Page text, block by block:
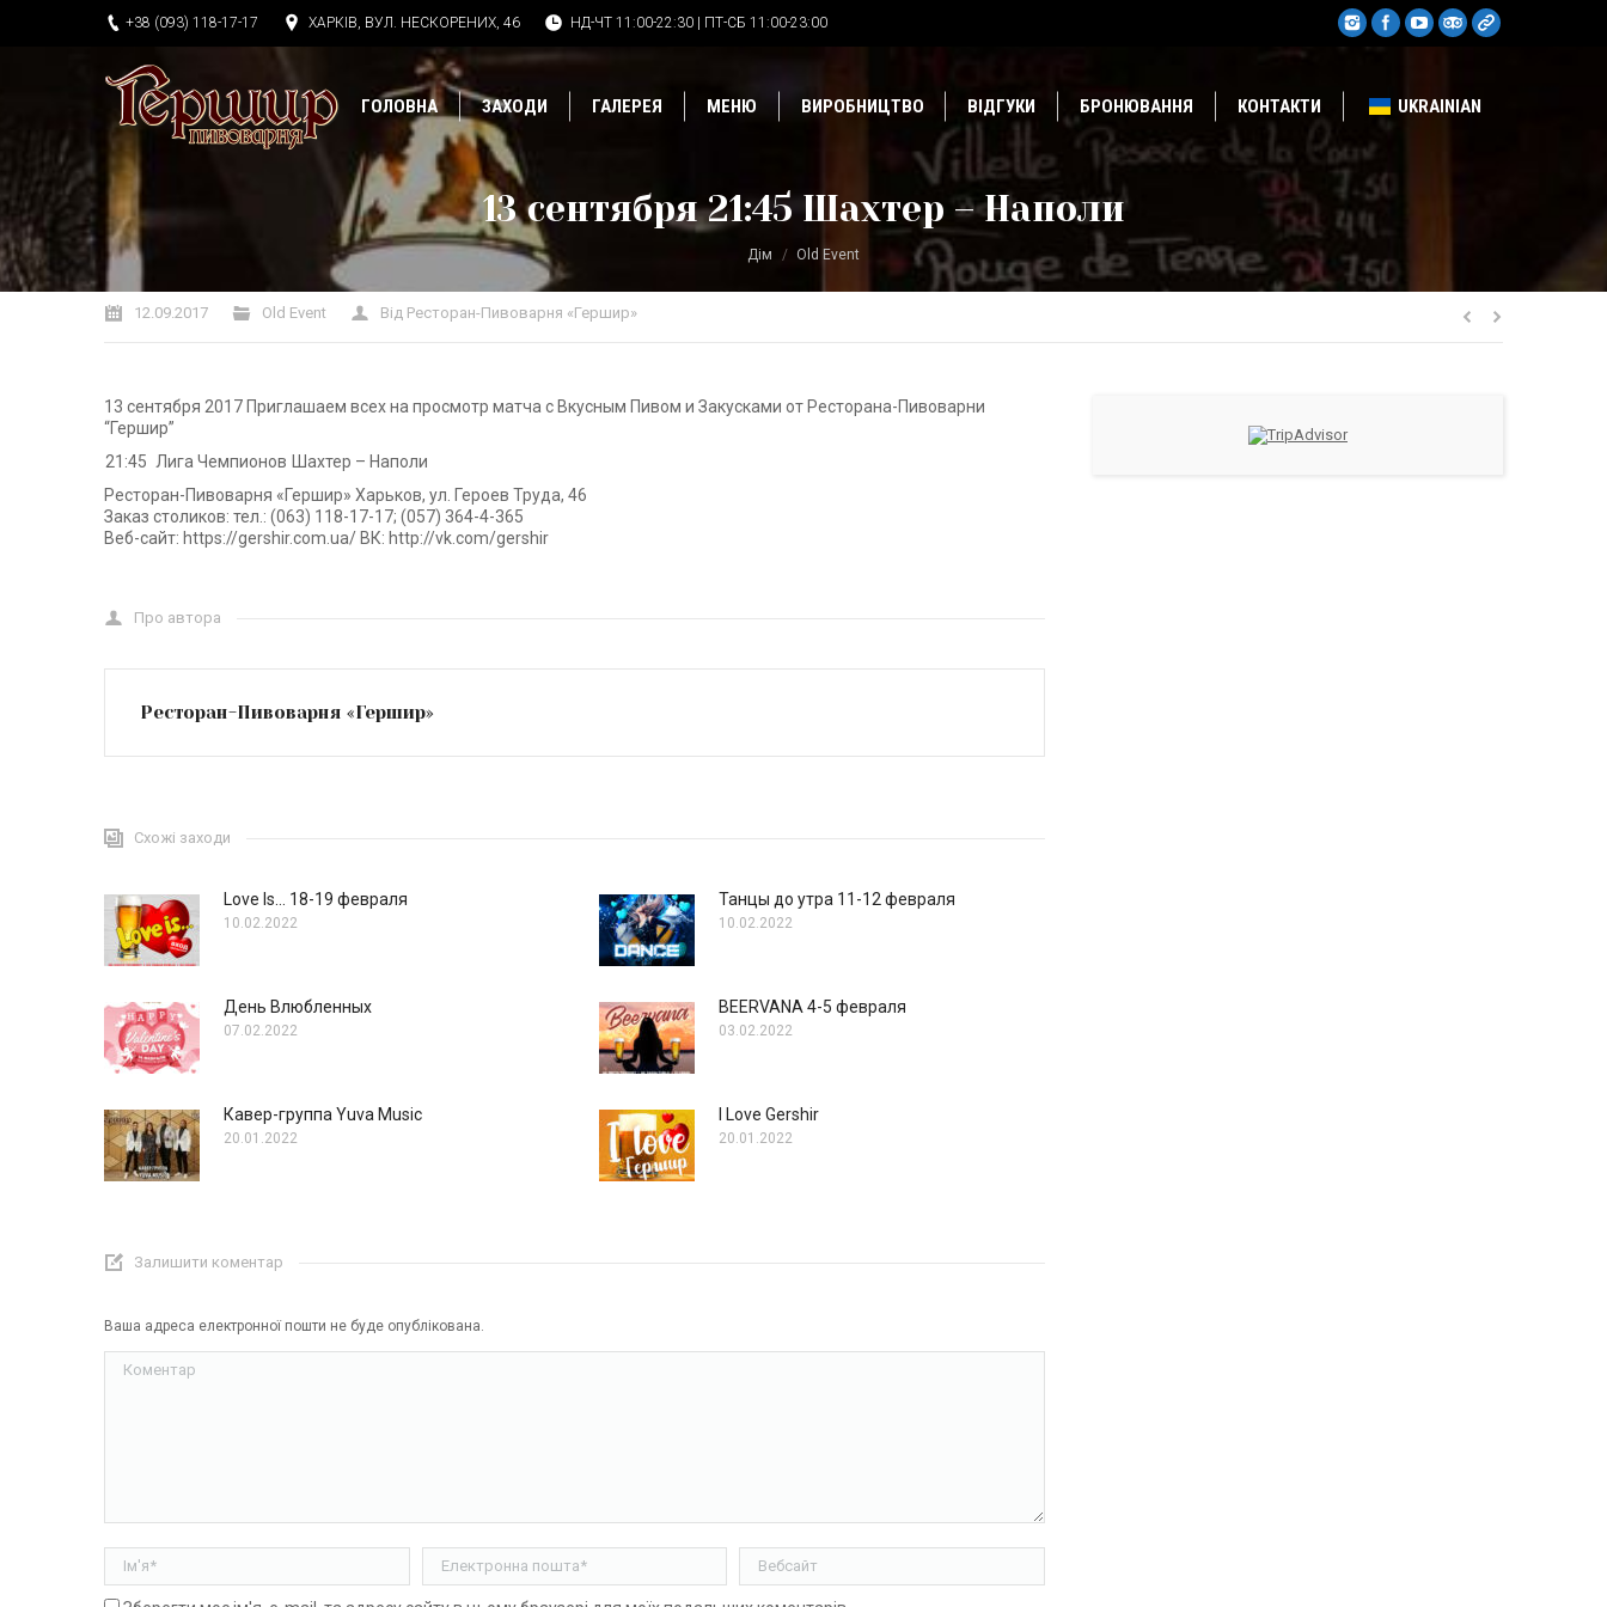
+38 (093) 118-17-17 ХАРКІВ, ВУЛ. НЕСКОРЕНИХ, 46 НД-ЧТ 11:00-22:30 | ПТ-СБ 11:00-23:00
ГОЛОВНА ЗАХОДИ ГАЛЕРЕЯ МЕНЮ ВИРОБНИЦТВО ВІДГУКИ БРОНЮВАННЯ КОНТАКТИ UKRAINIAN
13 сентября 21:45 Шахтер – Наполи
Ви тут: Дім Old Event
12.09.2017 Old Event Від Ресторан-Пивоварня «Гершир»
13 сентября 2017 Приглашаем всех на просмотр матча с Вкусным Пивом и Закусками от Ресторана-Пивоварни
“Гершир”
21:45 Лига Чемпионов
Шахтер – Наполи
Ресторан-Пивоварня «Гершир» Харьков, ул. Героев Труда, 46
Заказ столиков: тел.: (063) 118-17-17; (057) 364-4-365
Веб-сайт: https://gershir.com.ua/ ВК: http://vk.com/gershir
Про автора
Ресторан-Пивоварня «Гершир»
Схожі заходи
Love Is… 18-19 февраля
10.02.2022
Танцы до утра 11-12 февраля
10.02.2022
День Влюбленных
07.02.2022
BEERVANA 4-5 февраля
03.02.2022
Кавер-группа Yuva Music
20.01.2022
I Love Gershir
20.01.2022
Залишити коментар
Ваша адреса електронної пошти не буде опублікована.
Коментар
Ім'я * Електронна пошта * Вебсайт